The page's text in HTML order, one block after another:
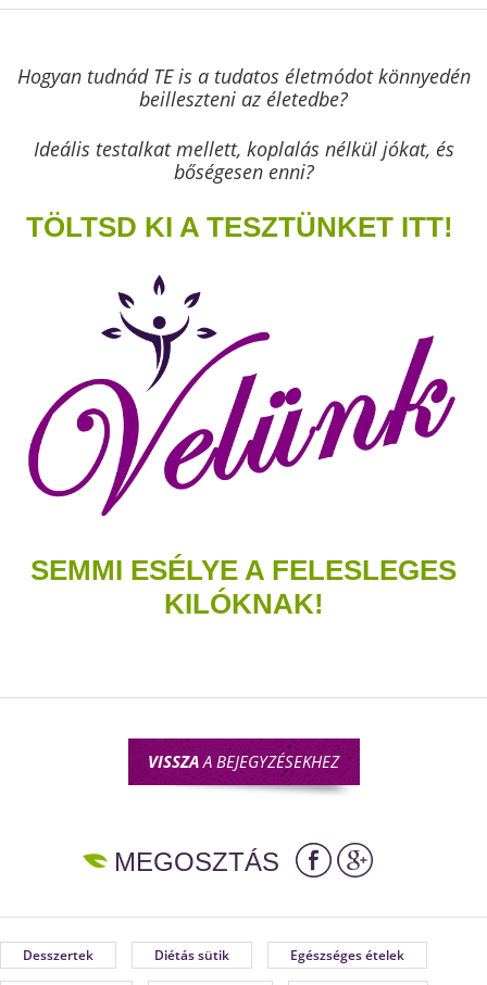
Hogyan tudnád TE is a tudatos életmódot könnyedén
beilleszteni az életedbe?
Ideális testalkat mellett, koplalás nélkül jókat, és
bőségesen enni?
TÖLTSD KI A TESZTÜNKET ITT!
SEMMI ESÉLYE A FELESLEGES
KILÓKNAK!
VISSZAA BEJEGYZÉSEKHEZ
MEGOSZTÁS
Desszertek Diétás sütik Egészséges ételek